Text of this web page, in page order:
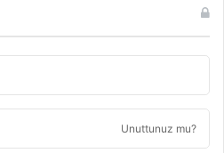
Unuttunuz mu?